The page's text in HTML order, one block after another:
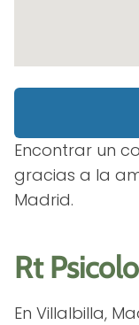
Encontrar un
gracias a la
Madrid.
Rt
En Villalbilla,